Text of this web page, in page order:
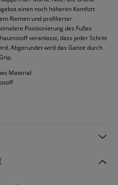
einen noch höheren Komfort
Riemen und profilierter
Positionierung des Fußes
veranlasst, dass jeder Schritt
Abgerundet wird das Ganze durch
Material